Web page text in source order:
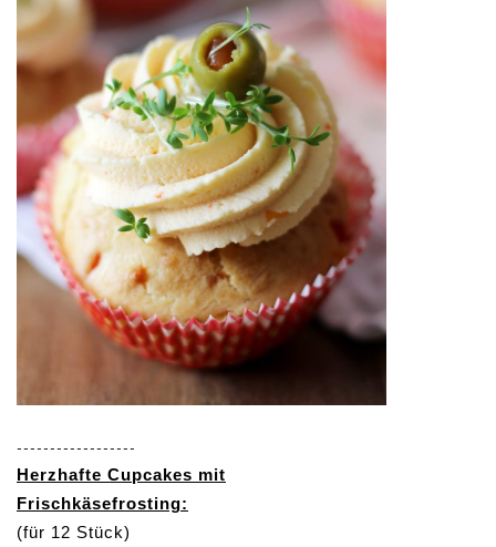
------------------
Herzhafte Cupcakes mit
Frischkäsefrosting:
(für 12 Stück)